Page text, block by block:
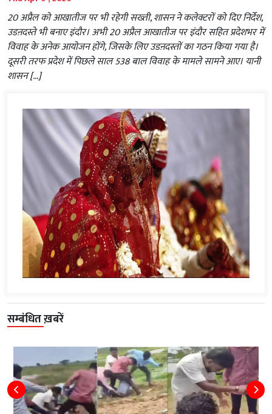
20 अप्रैल को आखातीज पर भी रहेगी सख्ती, शासन ने कलेक्टरों को दिए निर्देश,
उडऩदस्ते भी बनाए इंदौर। अभी 20 अप्रैल आखातीज पर इंदौर सहित प्रदेशभर में
विवाह के अनेक आयोजन होंगे, जिसके लिए उडऩदस्तों का गठन किया गया है।
दूसरी तरफ प्रदेश में पिछले साल 538 बाल विवाह के मामले सामने आए। यानी
शासन […]
सम्बंधित ख़बरें